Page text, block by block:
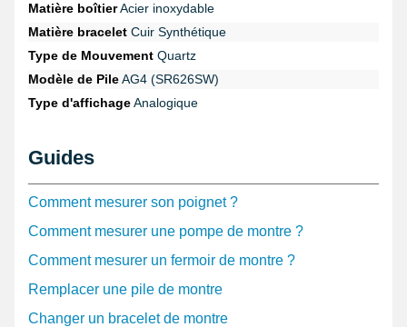
. Pour dégainer les pompes de fixation, utilisez un
de pose.
L'article pas cher unisexe arbore un design à la mode.
Cette montre pas chère style bois convient aussi bien aux
hommes qu'aux femmes avec son motif élégant.
Matière boîtierAcier inoxydable
Matière bracelet Cuir Synthétique
Type de Mouvement Quartz
Modèle de PileAG4 (SR626SW)
Type d'affichageAnalogique
Guides
Comment mesurer son poignet ?
Comment mesurer une pompe de montre ?
Comment mesurer un fermoir de montre ?
Remplacer une pile de montre
Changer un bracelet de montre